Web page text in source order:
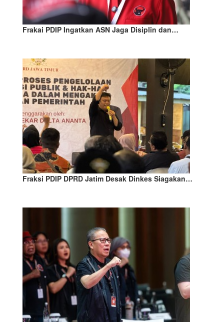
Frakai PDIP Ingatkan ASN Jaga Disiplin dan…
Fraksi PDIP DPRD Jatim Desak Dinkes Siagakan…